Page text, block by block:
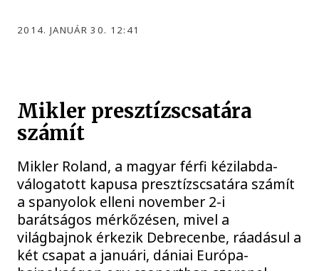
2014. JANUÁR 30. 12:41
Mikler presztízscsatára
számít
Mikler Roland, a magyar férfi kézilabda-
válogatott kapusa presztízscsatára számít
a spanyolok elleni november 2-i
barátságos mérkőzésen, mivel a
világbajnok érkezik Debrecenbe, ráadásul a
két csapat a januári, dániai Európa-